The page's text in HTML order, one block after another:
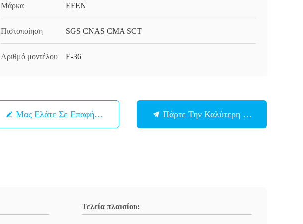
Μάρκα EFEN
Πιστοποίηση SGS CNAS CMA SCT
Αριθμό μοντέλου Ε-36
Μας Ελάτε Σε Επαφή Με Πάρτε Την Καλύτερη Τιμή
Τελεία πλαισίου: